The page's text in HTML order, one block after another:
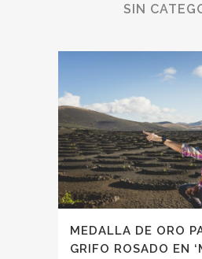
SIN
MEDALLA DE ORO
GRIFO ROSADO EN